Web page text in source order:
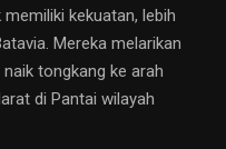
kekuatan, lebih
Mereka melarikan
tongkang ke arah
di Pantai wilayah